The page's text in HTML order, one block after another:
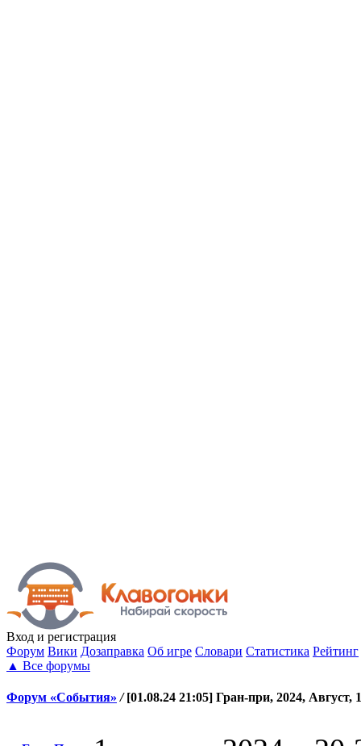
Вход и регистрация
Форум Вики Дозаправка Об игре Словари Статистика Рейтинг
▲ Все форумы
Форум «События» / [01.08.24 21:05] Гран-при, 2024, Август,